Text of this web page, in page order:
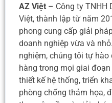
AZ Việt – Công ty TNHH
Việt, thành lập từ năm
phong cung cấp giải
doanh nghiệp vừa và
nghiệm, chúng tôi tự
hàng trong mọi giai
thiết kế hệ thống, triển
phòng chống thảm họa,